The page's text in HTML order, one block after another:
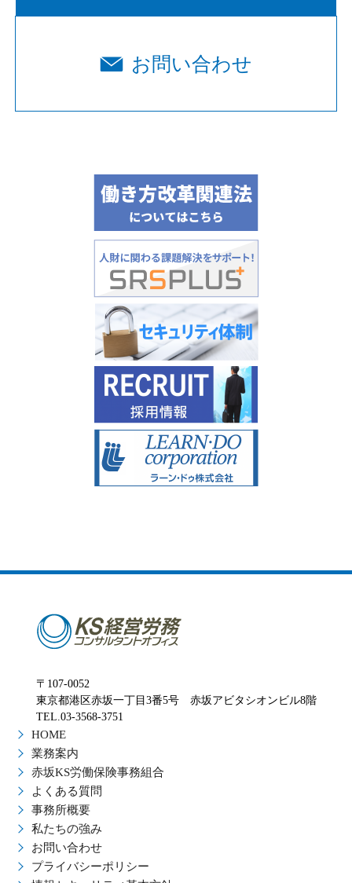
お問い合わせ
〒107-0052
東京都港区赤坂一丁目3番5号 赤坂アビタシオンビル8階
TEL.03-3568-3751
HOME
業務案内
赤坂KS労働保険事務組合
よくある質問
事務所概要
私たちの強み
お問い合わせ
プライバシーポリシー